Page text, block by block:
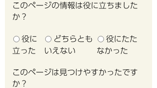
このページの情報は役に立ちました
か？
役に
立った
どちらとも
いえない
役にたた
なかった
このページは見つけやすかったです
か？